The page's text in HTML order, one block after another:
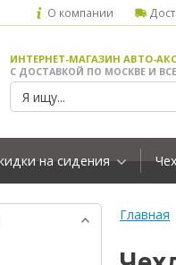
О компании
ИНТЕРНЕТ-МАГАЗИН АВТО-
С ДОСТАВКОЙ ПО МОСКВЕ И
на сидения
Главная